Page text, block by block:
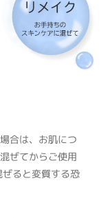
より、 有用成分の活性
成分を損なうことなく
合は、お肌につ
ぜてからご使用
ると変質する恐